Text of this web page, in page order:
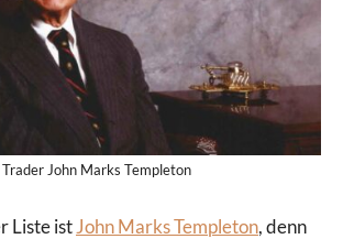
Trader John Marks Templeton
Liste istJohn Marks Templeton, denn